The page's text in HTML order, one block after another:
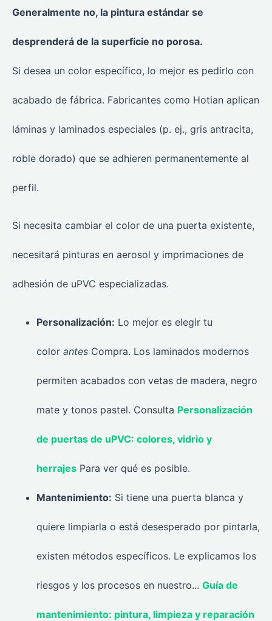
Generalmente no, la pintura estándar se
desprenderá de la superficie no porosa.
Si desea un color específico, lo mejor es pedirlo con
acabado de fábrica. Fabricantes como Hotian aplican
láminas y laminados especiales (p. ej., gris antracita,
roble dorado) que se adhieren permanentemente al
perfil.
Si necesita cambiar el color de una puerta existente,
necesitará pinturas en aerosol y imprimaciones de
adhesión de uPVC especializadas.
Personalización: Lo mejor es elegir tu
color antes Compra. Los laminados modernos
permiten acabados con vetas de madera, negro
mate y tonos pastel. Consulta Personalización
de puertas de uPVC: colores, vidrio y
herrajes Para ver qué es posible.
Mantenimiento: Si tiene una puerta blanca y
quiere limpiarla o está desesperado por pintarla,
existen métodos específicos. Le explicamos los
riesgos y los procesos en nuestro... Guía de
mantenimiento: pintura, limpieza y reparación